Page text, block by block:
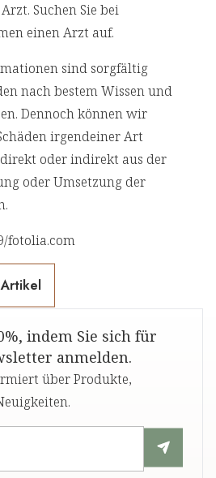
Suchen Sie bei
einen Arzt auf.
sind sorgfältig
nach bestem Wissen und
Dennoch können wir
irgendeiner Art
oder indirekt aus der
oder Umsetzung der
fotolia.com
indem Sie sich für
anmelden.
über Produkte,